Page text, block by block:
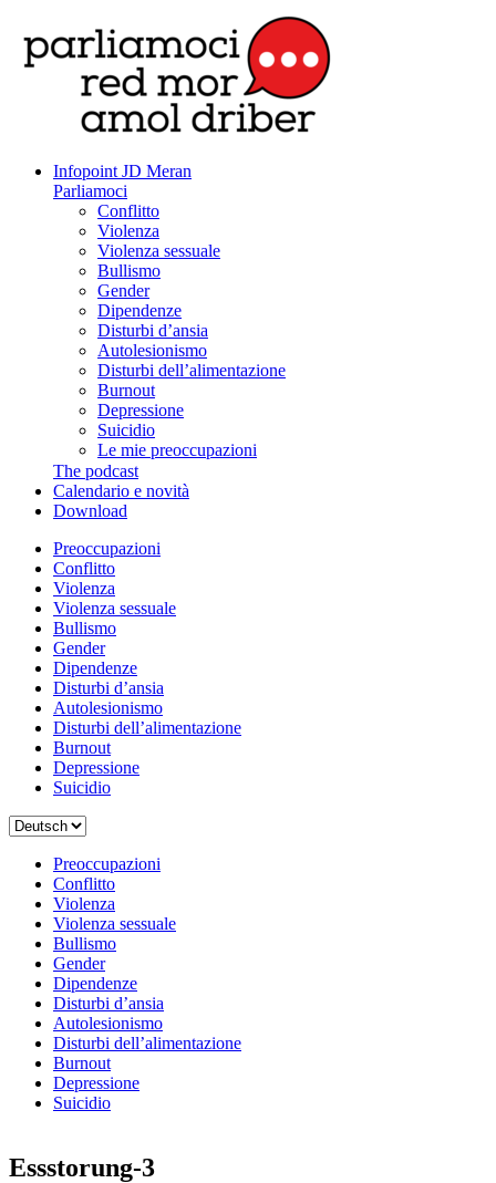
Infopoint JD Meran
Parliamoci
Conflitto
Violenza
Violenza sessuale
Bullismo
Gender
Dipendenze
Disturbi d’ansia
Autolesionismo
Disturbi dell’alimentazione
Burnout
Depressione
Suicidio
Le mie preoccupazioni
The podcast
Calendario e novità
Download
Preoccupazioni
Conflitto
Violenza
Violenza sessuale
Bullismo
Gender
Dipendenze
Disturbi d’ansia
Autolesionismo
Disturbi dell’alimentazione
Burnout
Depressione
Suicidio
Scegli
lingua
Preoccupazioni
Conflitto
Violenza
Violenza sessuale
Bullismo
Gender
Dipendenze
Disturbi d’ansia
Autolesionismo
Disturbi dell’alimentazione
Burnout
Depressione
Suicidio
Essstorung-3